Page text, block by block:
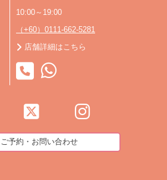
10:00～19:00
（+60）0111-662-5281
店舗詳細はこちら
ご予約・お問い合わせ